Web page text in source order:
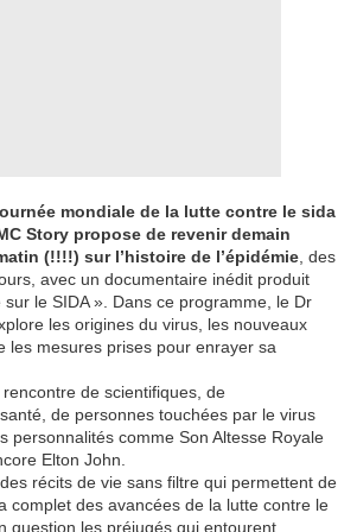
mondiale de la lutte contre le sida
Story propose de revenir demain
(!!!!) sur l’histoire de l’épidémie , des
avec un documentaire inédit produit
le SIDA ». Dans ce programme, le Dr
les origines du virus, les nouveaux
les mesures prises pour enrayer sa
de scientifiques, de
de personnes touchées par le virus
personnalités comme Son Altesse Royale
Elton John.
récits de vie sans filtre qui permettent de
complet des avancées de la lutte contre le
question les préjugés qui entourent